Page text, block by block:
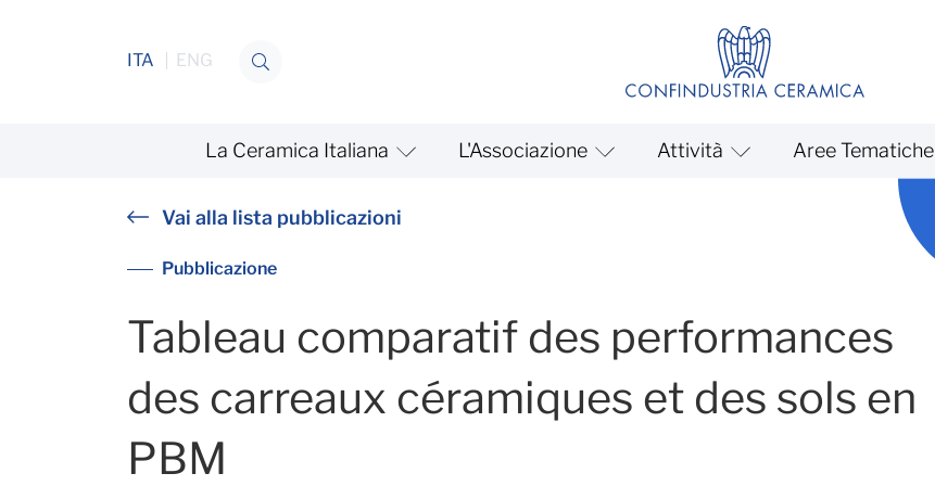
ITA ENG
La Ceramica Italiana L'Associazione Attività Aree Tematiche
Tabella comparativa CCBO_FR
Vai alla lista pubblicazioni
Pubblicazione
Tableau comparatif des performances
des carreaux céramiques et des sols en
PBM